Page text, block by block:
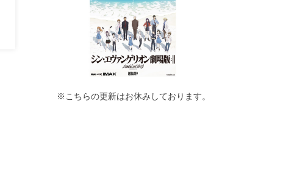
※こちらの更新はお休みしております。